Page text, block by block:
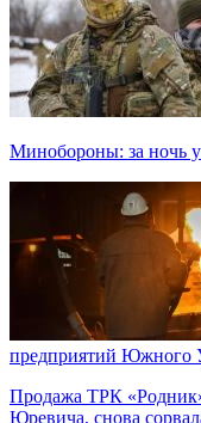
Минобороны: за ночь
предприятий Южного
Продажа ТРК
Юревича, снова